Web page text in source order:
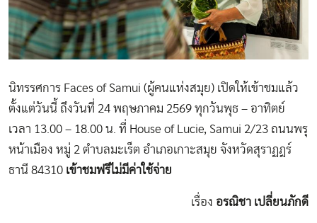
นิทรรศการ Faces of Samui (ผู้คนแห่งสมุย) เปิดให้เข้าชมแล้ว
ตั้งแต่วันนี้ ถึงวันที่ 24 พฤษภาคม 2569 ทุกวันพุธ – อาทิตย์
เวลา 13.00 – 18.00 น. ที่ House of Lucie, Samui 2/23 ถนนพรุ
หน้าเมือง หมู่ 2 ตำบลมะเร็ต อำเภอเกาะสมุย จังหวัดสุราฏฎร์
ธานี 84310 เข้าชมฟรีไม่มีค่าใช้จ่าย
เรื่อง อรณิชา เปลี่ยนภักดี